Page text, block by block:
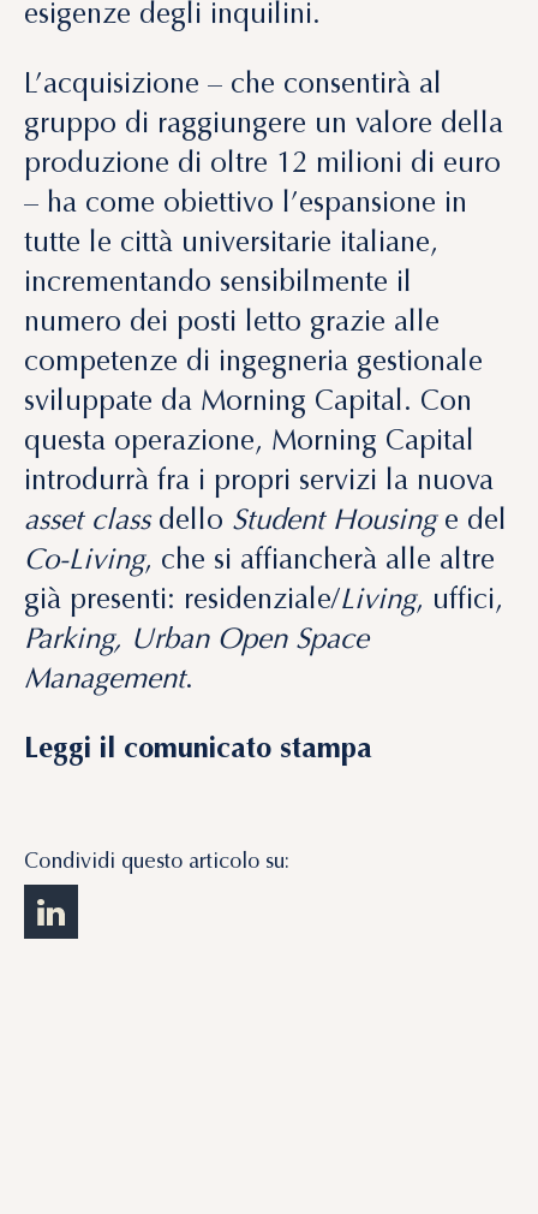
esigenze degli inquilini.
L’acquisizione – che consentirà al
gruppo di raggiungere un valore della
produzione di oltre 12 milioni di euro
– ha come obiettivo l’espansione in
tutte le città universitarie italiane,
incrementando sensibilmente il
numero dei posti letto grazie alle
competenze di ingegneria gestionale
sviluppate da Morning Capital. Con
questa operazione, Morning Capital
introdurrà fra i propri servizi la nuova
asset classdello Student Housing e del
Co-Living, che si affiancherà alle altre
già presenti: residenziale/Living, uffici,
Parking, Urban Open Space
Management.
Leggi il comunicato stampa
Condividi questo articolo su: